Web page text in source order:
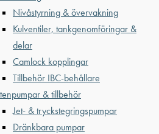
Nivåstyrning & övervakning
Kulventiler, tankgenomföringar &
delar
Camlock kopplingar
Tillbehör IBC-behållare
& tillbehör
Jet- & tryckstegringspumpar
Dränkbara pumpar